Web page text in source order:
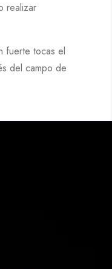
realizar
fuerte tocas el
del campo de